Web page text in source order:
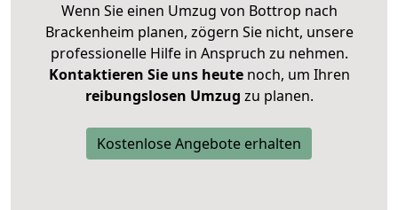
Wenn Sie einen Umzug von Bottrop nach
Brackenheim planen, zögern Sie nicht, unsere
professionelle Hilfe in Anspruch zu nehmen.
Kontaktieren Sie uns heutenoch, um Ihren
reibungslosen Umzug zu planen.
Kostenlose Angebote erhalten